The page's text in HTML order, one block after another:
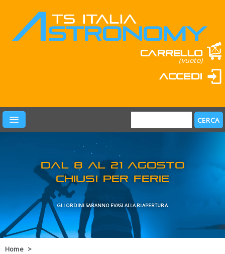
Carrello
(vuoto)
Accedi
PRODOTTI
LEARN & FUN
MARCHI
OFFERTE
Home >